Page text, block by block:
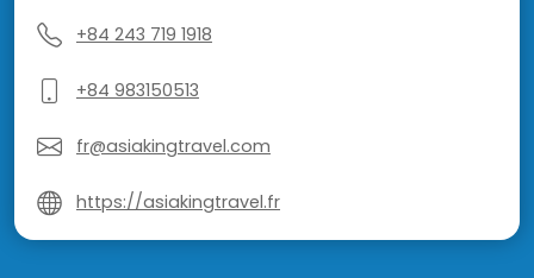
+84 243 719 1918
+84 983150513
fr@asiakingtravel.com
https://asiakingtravel.fr